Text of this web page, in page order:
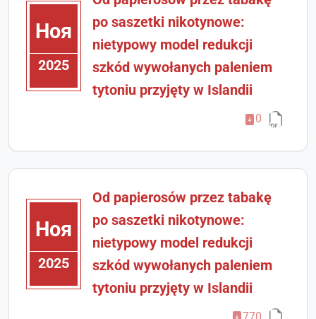
Ноя
2025
po saszetki nikotynowe:
nietypowy model redukcji
szkód wywołanych paleniem
tytoniu przyjęty w Islandii
0
Ноя
2025
Od papierosów przez tabakę
po saszetki nikotynowe:
nietypowy model redukcji
szkód wywołanych paleniem
tytoniu przyjęty w Islandii
770